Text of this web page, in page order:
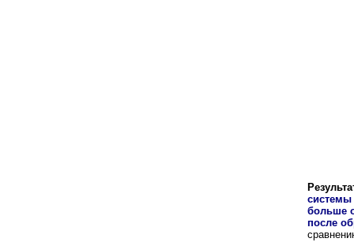
системы
больше
после